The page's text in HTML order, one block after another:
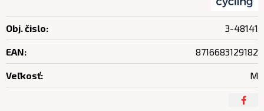
Obj. čislo: 3-48141
EAN: 8716683129182
Veľkosť: M